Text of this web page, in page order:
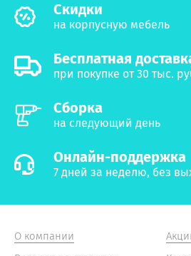
Cкидки
на корпусную мебель
Бесплатная
при покупке от 30 тыс.
Сборка
на следующий день
Онлайн-поддержка
7 дней за неделю, без
О компании